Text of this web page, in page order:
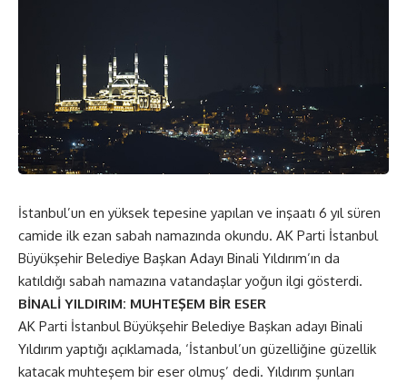
İstanbul’un en yüksek tepesine yapılan ve inşaatı 6 yıl süren
camide ilk ezan sabah namazında okundu. AK Parti İstanbul
Büyükşehir Belediye Başkan Adayı Binali Yıldırım’ın da
katıldığı sabah namazına vatandaşlar yoğun ilgi gösterdi.
BİNALİ YILDIRIM: MUHTEŞEM BİR ESER
AK Parti İstanbul Büyükşehir Belediye Başkan adayı Binali
Yıldırım yaptığı açıklamada, ‘İstanbul’un güzelliğine güzellik
katacak muhteşem bir eser olmuş’ dedi. Yıldırım şunları